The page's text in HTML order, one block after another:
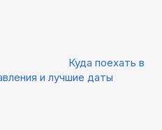
Куда поехать в
и лучшие даты